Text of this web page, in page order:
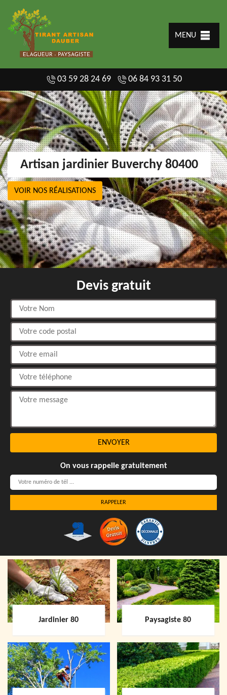
MENU
03 59 28 24 69 06 84 93 31 50
Artisan jardinier Buverchy 80400
VOIR NOS RÉALISATIONS
Devis gratuit
On vous rappelle gratuitement
Jardinier 80 Paysagiste 80